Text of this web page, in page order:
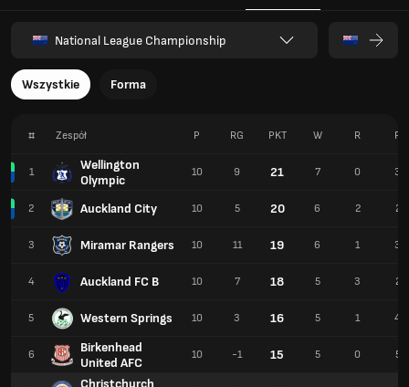
National League Championship
Wszystkie Forma
# Zespół
1
Wellington
Olympic
2 Auckland City
3 Miramar Rangers
4 Auckland FC B
5 Western Springs
6
Birkenhead
United AFC
Christchurch
P RG PKT W R P
10 9 21 7 0 3
10 5 20 6 2 2
10 11 19 6 1 3
10 7 18 5 3 2
10 3 16 5 1 4
10 -1 15 5 0 5